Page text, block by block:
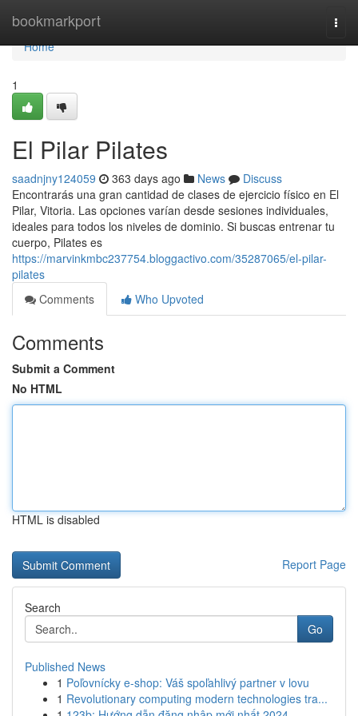
bookmarkport
Home
Home
1
El Pilar Pilates
saadnjny124059 363 days ago News
Discuss
Encontrarás una gran cantidad de clases de ejercicio físico en El
Pilar, Vitoria. Las opciones varían desde sesiones individuales,
ideales para todos los niveles de dominio. Si buscas entrenar tu
cuerpo, Pilates es
https://marvinkmbc237754.bloggactivo.com/35287065/el-pilar-
pilates
Comments
Who Upvoted
Comments
Submit a Comment
No HTML
HTML is disabled
Report Page
Search
Go
Published News
1 Poľovnícky e-shop: Váš spoľahlivý partner v lovu
1 Revolutionary computing modern technologies tra...